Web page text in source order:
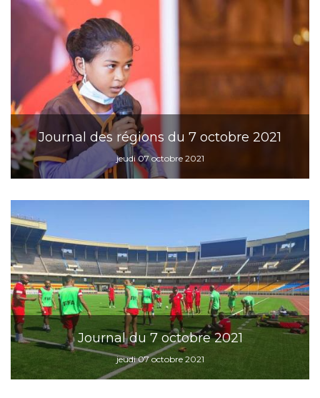
Journal des régions du 7 octobre 2021
jeudi 07 octobre 2021
Journal du 7 octobre 2021
jeudi 07 octobre 2021